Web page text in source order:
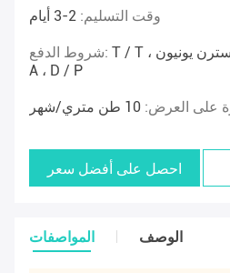
وقت التسليم: 2-3 أيام
شروط الدفع: T / T ، ويسترن يونيون ، MoneyGram ، D /
A ، D / P
على العرض: 10 طن متري/شهر
احصل على أفضل سعر
المواصفات الوصف